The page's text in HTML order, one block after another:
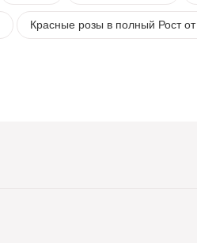
Красные розы в полный Рост